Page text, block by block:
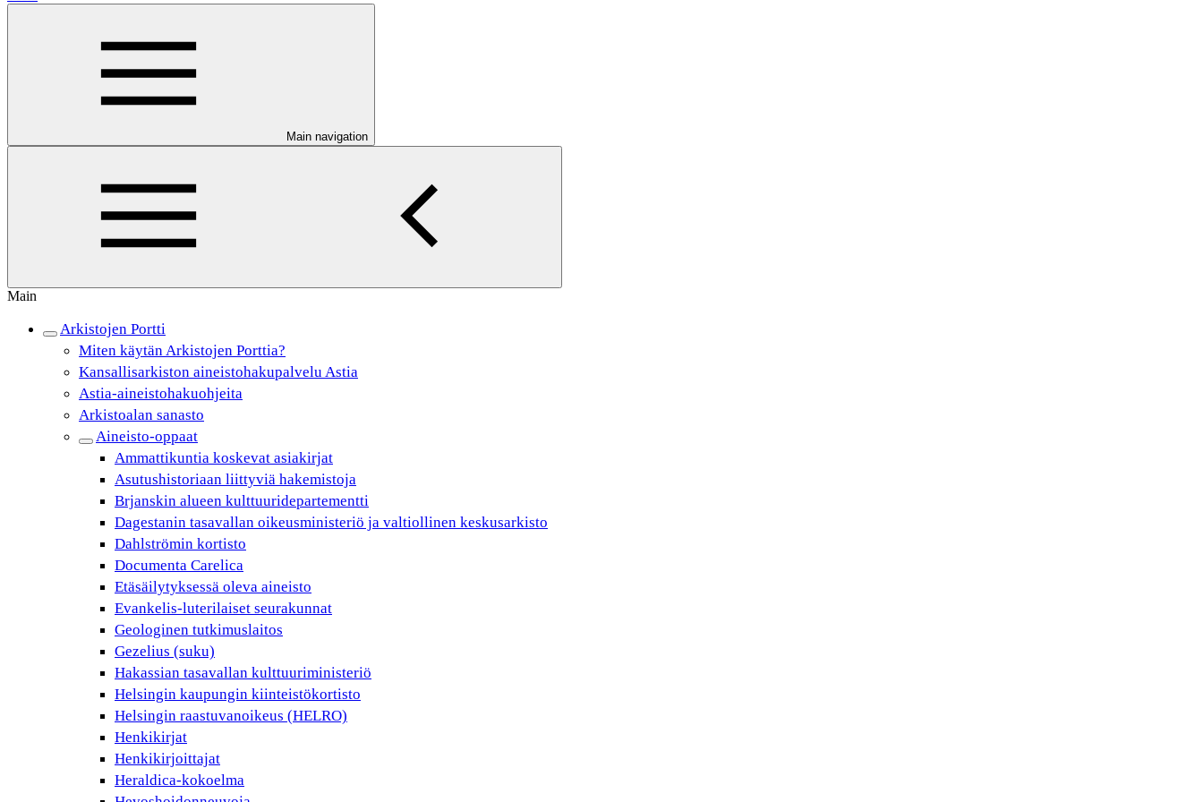
Main navigation
Main
Arkistojen Portti
Miten käytän Arkistojen Porttia?
Kansallisarkiston aineistohakupalvelu Astia
Astia-aineistohakuohjeita
Arkistoalan sanasto
Aineisto-oppaat
Ammattikuntia koskevat asiakirjat
Asutushistoriaan liittyviä hakemistoja
Brjanskin alueen kulttuuridepartementti
Dagestanin tasavallan oikeusministeriö ja valtiollinen keskusarkisto
Dahlströmin kortisto
Documenta Carelica
Etäsäilytyksessä oleva aineisto
Evankelis-luterilaiset seurakunnat
Geologinen tutkimuslaitos
Gezelius (suku)
Hakassian tasavallan kulttuuriministeriö
Helsingin kaupungin kiinteistökortisto
Helsingin raastuvanoikeus (HELRO)
Henkikirjat
Henkikirjoittajat
Heraldica-kokoelma